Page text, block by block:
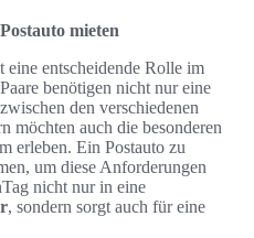
mieten
eine entscheidende Rolle im
benötigen nicht nur eine
den verschiedenen
möchten auch die besonderen
erleben. Ein Postauto zu
um diese Anforderungen
nicht nur in eine
, sondern sorgt auch für eine